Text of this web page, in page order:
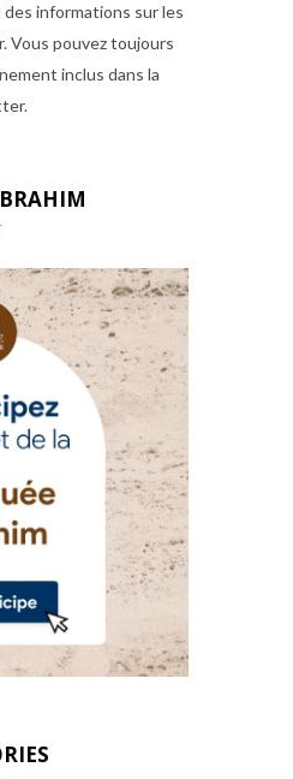
informations sur les
Vous pouvez toujours
inclus dans la